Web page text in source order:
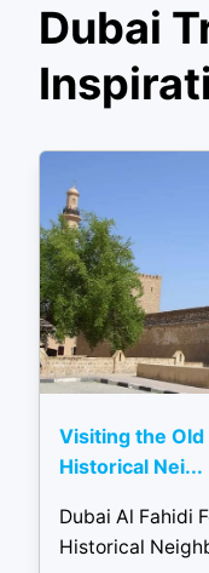
Dubai
Visiting the
Historical Nei...
Dubai Al Fahidi
Historical